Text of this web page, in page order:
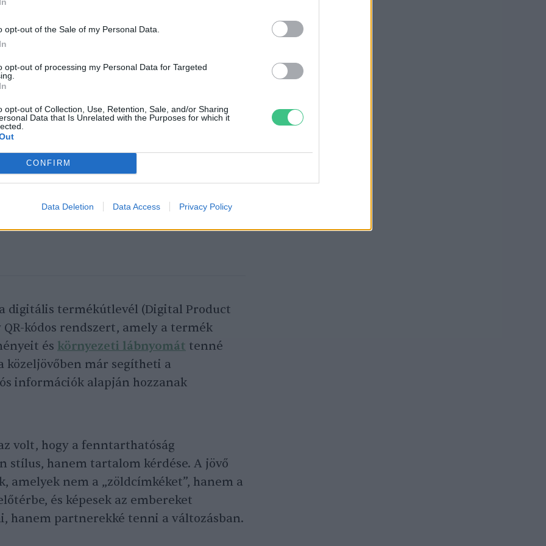
opt-out of the Sale of my Personal Data.
opt-out of processing my Personal Data for Targeted
opt-out of Collection, Use, Retention, Sale, and/or Sharing
Data that Is Unrelated with the Purposes for which it
CONFIRM
Data Deletion Data Access Privacy Policy
a mesterséges intelligencia
és fogyasztói hozzáállást hoz a
vásárló, más szerepet kaphat a
is máshol jelentkeznek a kommunikáció
intelligencia vegánjai?
digitális termékútlevél (Digital Product
kódos rendszert, amely a termék
és környezeti lábnyomát tenné
közeljövőben már segítheti a
információk alapján hozzanak
volt, hogy a fenntarthatóság
stílus, hanem tartalom kérdése. A jövő
amelyek nem a „zöldcímkéket”, hanem a
és képesek az embereket
hanem partnerekké tenni a változásban.